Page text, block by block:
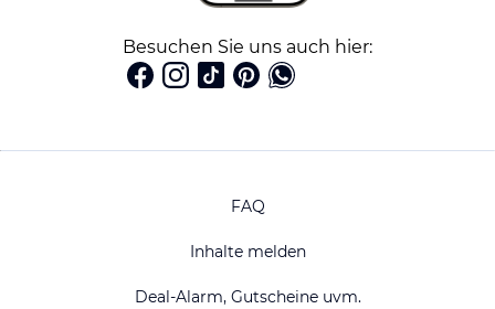
Besuchen Sie uns auch hier:
FAQ
Inhalte melden
Deal-Alarm, Gutscheine uvm.